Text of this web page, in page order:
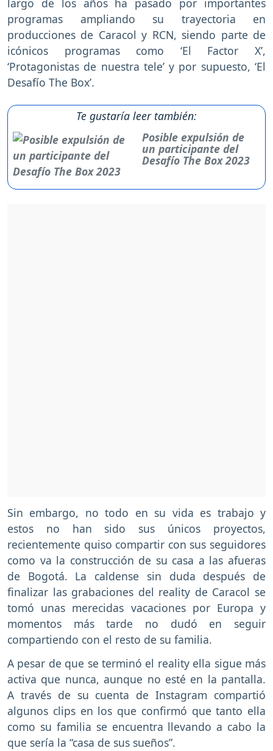
largo de los años ha pasado por importantes
programas ampliando su trayectoria en
producciones de Caracol y RCN, siendo parte de
icónicos programas como ‘El Factor X’,
‘Protagonistas de nuestra tele’ y por supuesto, ‘El
Desafío The Box’.
Te gustaría leer también:
Posible expulsión de
un participante del
Desafío The Box 2023
Sin embargo, no todo en su vida es trabajo y
estos no han sido sus únicos proyectos,
recientemente quiso compartir con sus seguidores
como va la construcción de su casa a las afueras
de Bogotá. La caldense sin duda después de
finalizar las grabaciones del reality de Caracol se
tomó unas merecidas vacaciones por Europa y
momentos más tarde no dudó en seguir
compartiendo con el resto de su familia.
A pesar de que se terminó el reality ella sigue más
activa que nunca, aunque no esté en la pantalla.
A través de su cuenta de Instagram compartió
algunos clips en los que confirmó que tanto ella
como su familia se encuentra llevando a cabo la
que sería la “casa de sus sueños”.